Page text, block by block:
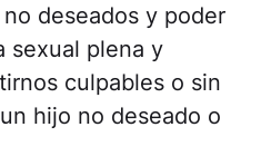
deseados y poder
sexual plena y
culpables o sin
hijo no deseado o